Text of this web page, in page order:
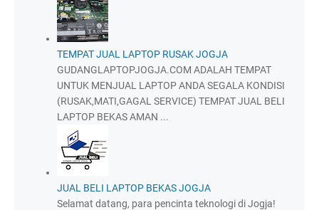
TEMPAT JUAL LAPTOP RUSAK JOGJA
GUDANGLAPTOPJOGJA.COM ADALAH TEMPAT
UNTUK MENJUAL LAPTOP ANDA SEGALA KONDISI
(RUSAK,MATI,GAGAL SERVICE) TEMPAT JUAL BELI
LAPTOP BEKAS AMAN ...
JUAL BELI LAPTOP BEKAS JOGJA
Selamat datang, para pencinta teknologi di Jogja!